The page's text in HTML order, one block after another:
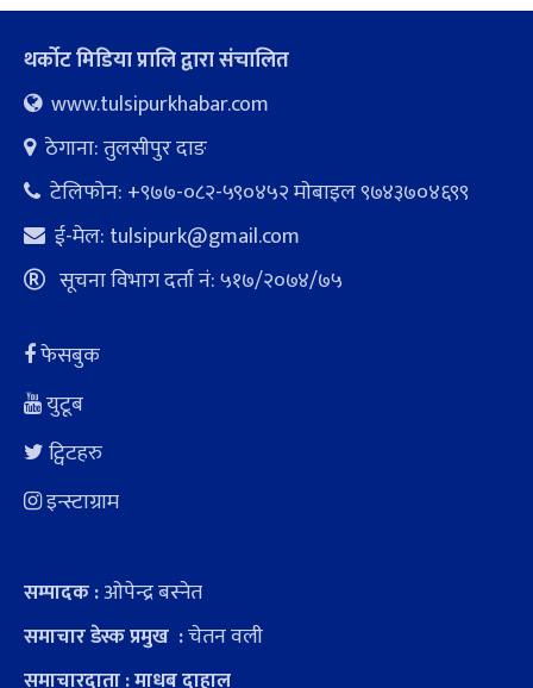
थर्कोट मिडिया प्रालि द्वारा संचालित
www.tulsipurkhabar.com
ठेगाना: तुलसीपुर दाङ
टेलिफोन: +९७७-०८२-५९०४५२ माेबाइल ९७४३७०४६९९
ई-मेल: tulsipurk@gmail.com
सूचना विभाग दर्ता नं: ५१७/२०७४/७५
फेसबुक
युटूब
ट्विटहरु
इन्स्टाग्राम
सम्पादक :ओपेन्द्र बस्नेत
समाचार डेस्क प्रमुख :चेतन वली
समाचारदाता : माधब दाहाल